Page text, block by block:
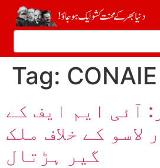
Tag: CONAIE
آئی ایم ایف کے
لاسو کے خلاف ملک
گیر ہڑتال